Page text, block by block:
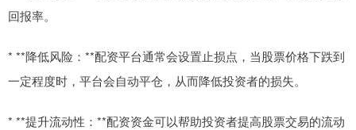
回报率。
* **降低风险：**配资平台通常会设置止损点，当股票价格下跌到
一定程度时，平台会自动平仓，从而降低投资者的损失。
* **提升流动性：**配资资金可以帮助投资者提高股票交易的流动